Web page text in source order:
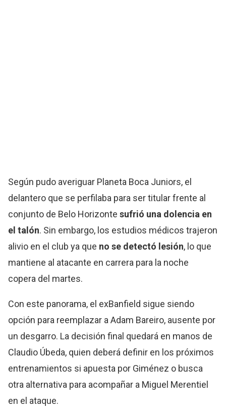
Según pudo averiguar Planeta Boca Juniors, el
delantero que se perfilaba para ser titular frente al
conjunto de Belo Horizontesufrió una dolencia en
el talón. Sin embargo, los estudios médicos trajeron
alivio en el club ya que no se detectó lesión, lo que
mantiene al atacante en carrera para la noche
copera del martes.
Con este panorama, el exBanfield sigue siendo
opción para reemplazar a Adam Bareiro, ausente por
un desgarro. La decisión final quedará en manos de
Claudio Úbeda, quien deberá definir en los próximos
entrenamientos si apuesta por Giménez o busca
otra alternativa para acompañar a Miguel Merentiel
en el ataque.